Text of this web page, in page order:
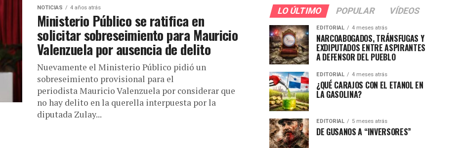
NOTICIAS 4 años atrás
Ministerio Público se ratifica en
solicitar sobreseimiento para Mauricio
Valenzuela por ausencia de delito
Nuevamente el Ministerio Público pidió un
sobreseimiento provisional para el
periodista Mauricio Valenzuela por considerar que
no hay delito en la querella interpuesta por la
diputada Zulay...
LO ÚLTIMO POPULAR VÍDEOS
EDITORIAL 4 meses atrás
NARCOABOGADOS, TRÁNSFUGAS Y
EXDIPUTADOS ENTRE ASPIRANTES
A DEFENSOR DEL PUEBLO
EDITORIAL 4 meses atrás
¿QUÉ CARAJOS CON EL ETANOL EN
LA GASOLINA?
EDITORIAL 5 meses atrás
DE GUSANOS A “INVERSORES”